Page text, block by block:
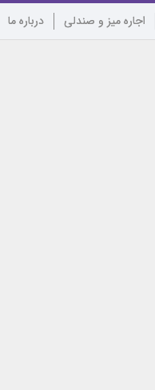
اجاره میز و صندلی درباره ما